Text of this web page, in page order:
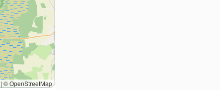
|©OpenStreetMap